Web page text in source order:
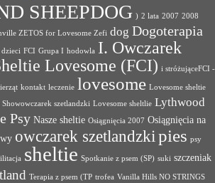
SHEEPDOG ) 2 lata 2007 2008
ZETOS for Lovesome Zefi dog Dogoterapia
dzieci FCI Grupa I hodowla I. Owczarek
Lovesome (FCI) i stróżująceFCI -
kontakt leczenie lovesome Lovesome sheltie
szetlandzki Lovesome sheltlie Lythwood
Psy Nasze sheltie Osiągnięcia 2007 Osiągnięcia na
owczarek szetlandzkipies psy
sheltie Spotkanie z psem (SP) suki szczeniak
Terapia z psem (TP trofea Vanilla Hills NO STRINGS